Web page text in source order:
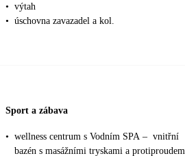
• výtah
• úschovna zavazadel a kol.
Sport a zábava
• wellness centrum s Vodním SPA – vnitřní
bazén s masážními tryskami a protiproudem